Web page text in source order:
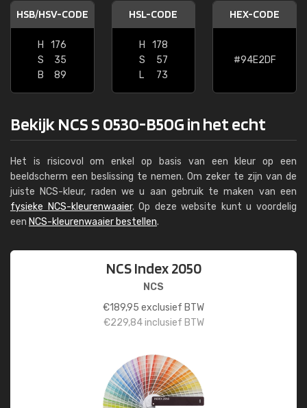
HSB/HSV-CODE
H
176
S
35
B
89
HSL-CODE
H
178
S
57
L
73
HEX-CODE
#94E2DF
Bekijk NCS S 0530-B50G in het echt
Het is risicovol om enkel op basis van een kleur op een
beeldscherm een beslissing te nemen. Om zeker te zijn van de
juiste NCS-kleur, raden we u aan gebruik te maken van een
fysieke NCS-kleurenwaaier. Op deze website kunt u voordelig
een NCS-kleurenwaaier bestellen.
NCS Index 2050
NCS
€189,95 exclusief BTW
€229,84inclusief BTW